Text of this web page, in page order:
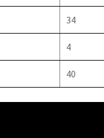
34
4
40